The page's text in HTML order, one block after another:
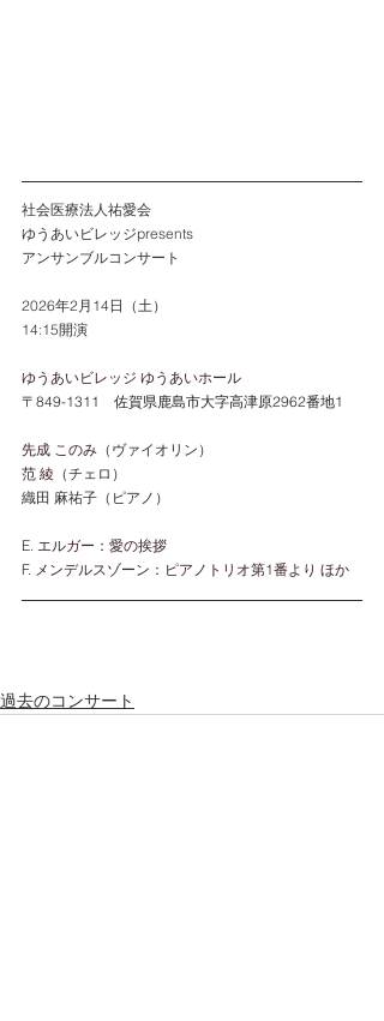
社会医療法人祐愛会
ゆうあいビレッジpresents
アンサンブルコンサート
2026年2月14日（土）
14:15開演
ゆうあいビレッジ ゆうあいホール
〒849-1311　佐賀県鹿島市大字高津原2962番地1
先成 このみ （ヴァイオリン）
范 綾 （チェロ）
織田 麻祐子（ピアノ）
E. エルガー：愛の挨拶
F. メンデルスゾーン：ピアノトリオ第1番より ほか
過去のコンサート